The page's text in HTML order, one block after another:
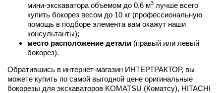
мини-экскаватора объемом до 0,6 м3 лучше всего
купить бокорез весом до 10 кг (профессиональную
помощь в подборе элемента вам окажут наши
консультанты);
место расположение детали (правый или левый
бокорез).
Обратившись в интернет-магазин ИНТЕРТРАКТОР, вы
можете купить по самой выгодной цене оригинальные
бокорезы для экскаваторов KOMATSU (Коматсу), HITACHI